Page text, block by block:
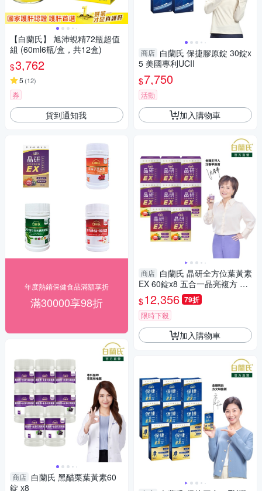
【白蘭氏】 旭沛蜆精72瓶超值
組 (60ml6瓶/盒，共12盒)
$3,762
5 (12)
券
貨到通知我
年度熱銷保健食品滿額享折
滿30000享98折
商店 白蘭氏 黑醋栗葉黃素60
錠 x8
商店 白蘭氏 保捷膠原錠 30錠x
5 美國專利UCII
$7,750
活動
加入購物車
商店 白蘭氏 晶研全方位葉黃素
EX 60錠x8 五合一晶亮複方 蝦
紅素添加
$12,356 79折
限時下殺
加入購物車